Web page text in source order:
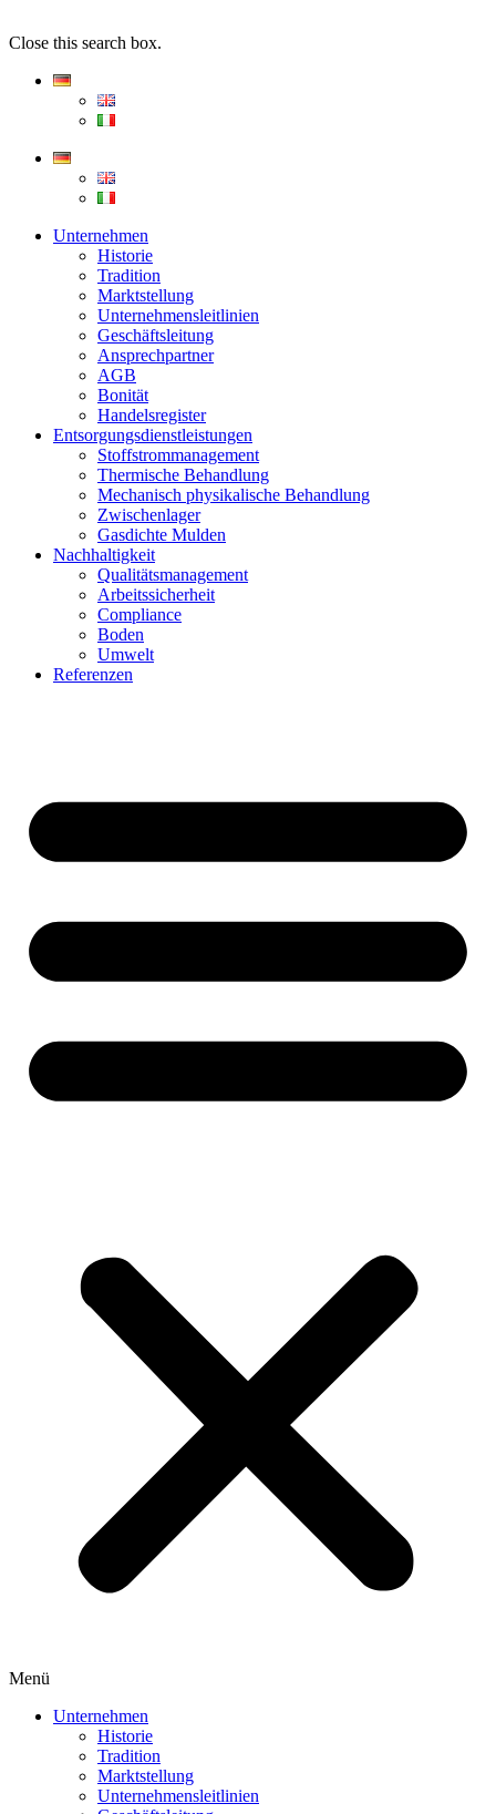
Close this search box.
Unternehmen
Historie
Tradition
Marktstellung
Unternehmensleitlinien
Geschäftsleitung
Ansprechpartner
AGB
Bonität
Handelsregister
Entsorgungsdienstleistungen
Stoffstrommanagement
Thermische Behandlung
Mechanisch physikalische Behandlung
Zwischenlager
Gasdichte Mulden
Nachhaltigkeit
Qualitätsmanagement
Arbeitssicherheit
Compliance
Boden
Umwelt
Referenzen
Menü
Unternehmen
Historie
Tradition
Marktstellung
Unternehmensleitlinien